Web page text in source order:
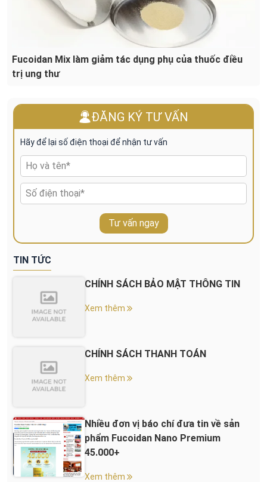
Fucoidan Mix làm giảm tác dụng phụ của thuốc điều
trị ung thư
ĐĂNG KÝ TƯ VẤN
Hãy để lại số điện thoại để nhận tư vấn
Tư vấn ngay
TIN TỨC
CHÍNH SÁCH BẢO MẬT THÔNG TIN
Xem thêm
CHÍNH SÁCH THANH TOÁN
Xem thêm
Nhiều đơn vị báo chí đưa tin về sản
phẩm Fucoidan Nano Premium
45.000+
Xem thêm